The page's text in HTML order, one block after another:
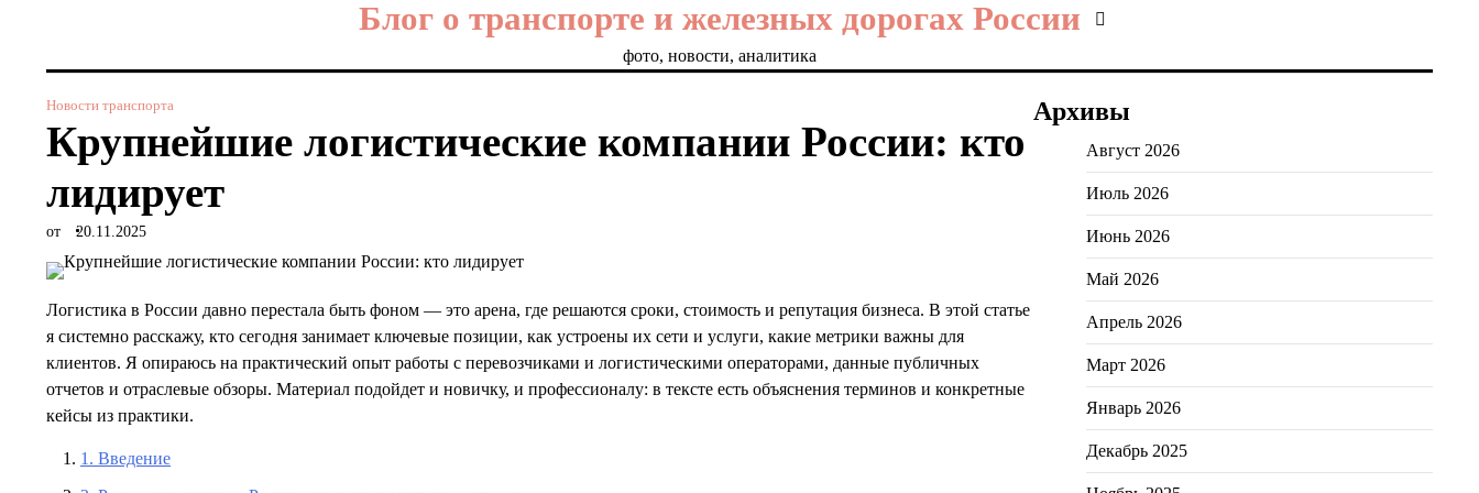
Блог о транспорте и железных дорогах России
фото, новости, аналитика
Новости транспорта
Крупнейшие логистические компании России: кто
лидирует
от 20.11.2025
Логистика в России давно перестала быть фоном — это арена, где решаются сроки, стоимость и репутация бизнеса. В этой статье
я системно расскажу, кто сегодня занимает ключевые позиции, как устроены их сети и услуги, какие метрики важны для
клиентов. Я опираюсь на практический опыт работы с перевозчиками и логистическими операторами, данные публичных
отчетов и отраслевые обзоры. Материал подойдет и новичку, и профессионалу: в тексте есть объяснения терминов и конкретные
кейсы из практики.
1. Введение
Архивы
Август 2026
Июль 2026
Июнь 2026
Май 2026
Апрель 2026
Март 2026
Январь 2026
Декабрь 2025